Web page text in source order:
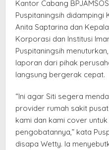
Kantor Cabang
Puspitaningsih didampingi
Anita Saptarina dan
Korporasi dan Institusi
Puspitaningsih
laporan dari pihak
langsung bergerak cepat.
“Ini agar Siti segera
provider rumah sakit
kami dan kami cover
pengobatannya,” kata
disapa Wetty. Ia